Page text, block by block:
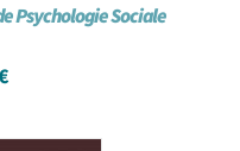
Psychologie Sociale